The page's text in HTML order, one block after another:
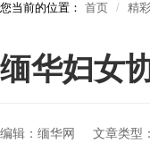
您当前的位置： 首页 精
缅华妇女
编辑：缅华网 文章类型